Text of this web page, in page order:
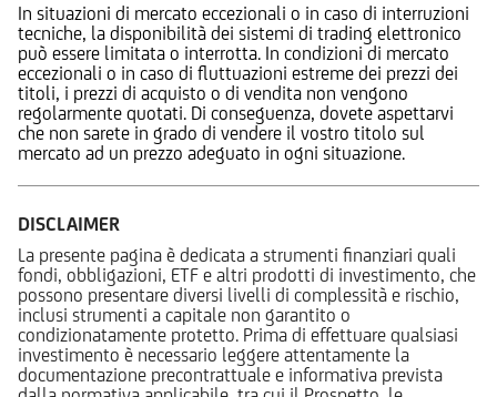
In situazioni di mercato eccezionali o in caso di interruzioni
tecniche, la disponibilità dei sistemi di trading elettronico
può essere limitata o interrotta. In condizioni di mercato
eccezionali o in caso di fluttuazioni estreme dei prezzi dei
titoli, i prezzi di acquisto o di vendita non vengono
regolarmente quotati. Di conseguenza, dovete aspettarvi
che non sarete in grado di vendere il vostro titolo sul
mercato ad un prezzo adeguato in ogni situazione.
DISCLAIMER
La presente pagina è dedicata a strumenti finanziari quali
fondi, obbligazioni, ETF e altri prodotti di investimento, che
possono presentare diversi livelli di complessità e rischio,
inclusi strumenti a capitale non garantito o
condizionatamente protetto. Prima di effettuare qualsiasi
investimento è necessario leggere attentamente la
documentazione precontrattuale e informativa prevista